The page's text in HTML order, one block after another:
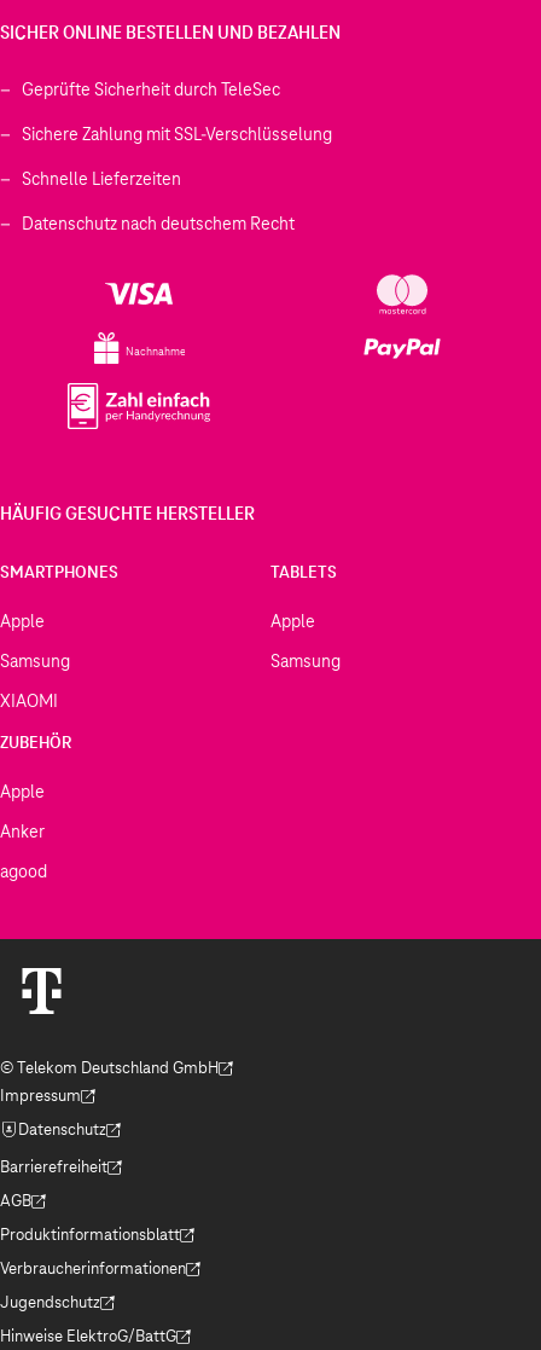
SICHER ONLINE BESTELLEN UND BEZAHLEN
Geprüfte Sicherheit durch TeleSec
Sichere Zahlung mit SSL-Verschlüsselung
Schnelle Lieferzeiten
Datenschutz nach deutschem Recht
Nachnahme
HÄUFIG GESUCHTE HERSTELLER
SMARTPHONES
Apple
Samsung
XIAOMI
TABLETS
Apple
Samsung
ZUBEHÖR
Apple
Anker
agood
© Telekom Deutschland GmbH
(Der Link wird in einem neuen Tab geöffnet)
Impressum
(Der Link wird in einem neuen Tab geöffnet)
Datenschutz
(Der Link wird in einem neuen Tab geöffnet)
Barrierefreiheit
(Der Link wird in einem neuen Tab geöffnet)
AGB
(Der Link wird in einem neuen Tab geöffnet)
Produktinformationsblatt
(Der Link wird in einem neuen Tab geöffnet)
Verbraucherinformationen
(Der Link wird in einem neuen Tab geöffnet)
Jugendschutz
(Der Link wird in einem neuen Tab geöffnet)
Hinweise ElektroG/BattG